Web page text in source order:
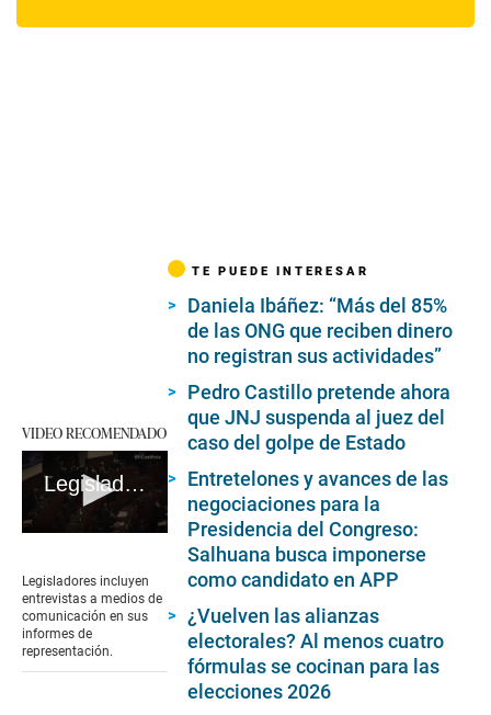
VIDEO RECOMENDADO
Legisladores incluyen entrevistas a medios en sus informes de representación #VideosEC #UI
of
4
minutes,
18
seconds
Legisladores incluyen
entrevistas a medios de
comunicación en sus
informes de
representación.
TE PUEDE INTERESAR
Daniela Ibáñez: “Más del 85%
de las ONG que reciben dinero
no registran sus actividades”
Pedro Castillo pretende ahora
que JNJ suspenda al juez del
caso del golpe de Estado
Entretelones y avances de las
negociaciones para la
Presidencia del Congreso:
Salhuana busca imponerse
como candidato en APP
¿Vuelven las alianzas
electorales? Al menos cuatro
fórmulas se cocinan para las
elecciones 2026